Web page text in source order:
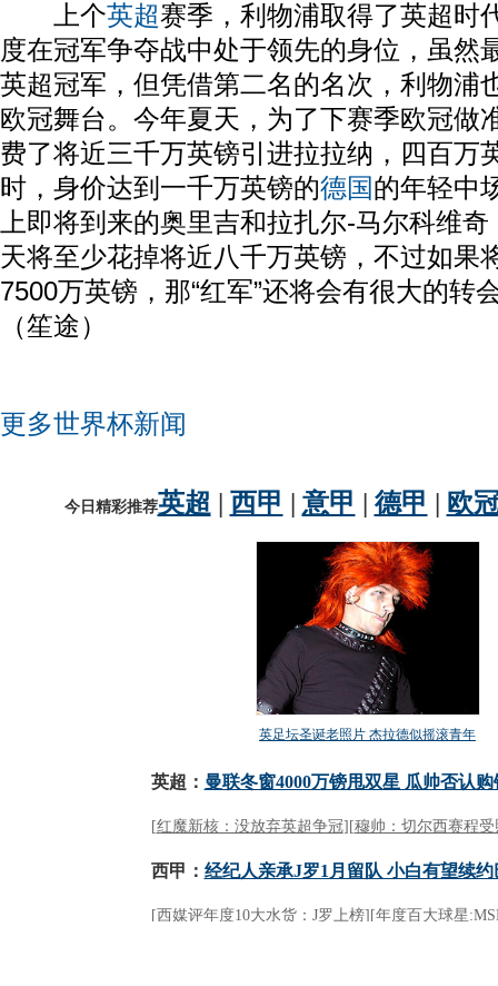
上个英超赛季，利物浦取得了英超时
度在冠军争夺战中处于领先的身位，虽然
英超冠军，但凭借第二名的名次，利物浦
欧冠舞台。今年夏天，为了下赛季欧冠做
费了将近三千万英镑引进拉拉纳，四百万
时，身价达到一千万英镑的德国的年轻中
上即将到来的奥里吉和拉扎尔-马尔科维
天将至少花掉将近八千万英镑，不过如果
7500万英镑，那“红军”还将会有很大的转
（笙途）
更多世界杯新闻